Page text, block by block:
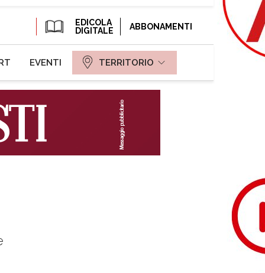
EDICOLA
DIGITALE
ABBONAMENTI
EVENTI TERRITORIO